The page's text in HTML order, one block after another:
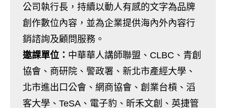
公司執行長，持續以動人有感的文字為品牌
創作數位內容，並為企業提供海內外內容行
銷諮詢及顧問服務。
邀課單位： 中華華人講師聯盟、CLBC、青創
協會、商研院、警政署、新北市產經大學、
北市進出口公會、網商協會、創業台槓、滔
客大學、TeSA、電子豹、昕禾文創、英捷管